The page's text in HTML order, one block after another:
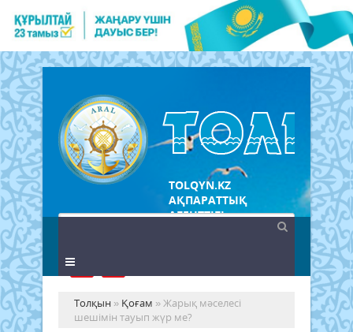
TOLQYN.KZ
АҚПАРАТТЫҚ
АГЕНТТІГІ
Толқын » Қоғам » Жарық мәселесі
шешімін тауып жүр ме?